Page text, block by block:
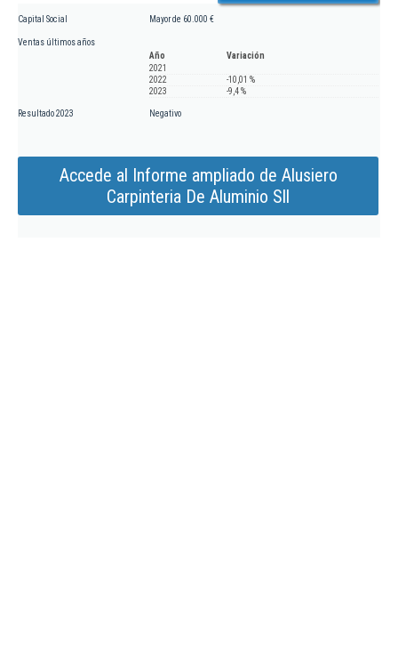
Capital Social Mayor de 60.000 €
Ventas últimos años
Año
Variación
2021
2022
-10,01 %
2023
-9,4 %
Resultado 2023 Negativo
Accede al Informe ampliado de Alusiero
Carpinteria De Aluminio Sll